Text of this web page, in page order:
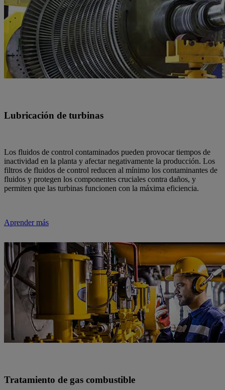
Lubricación de turbinas
Los fluidos de control contaminados pueden provocar tiempos de
inactividad en la planta y afectar negativamente la producción. Los
filtros de fluidos de control reducen al mínimo los contaminantes de
fluidos y protegen los componentes cruciales contra daños, y
permiten que las turbinas funcionen con la máxima eficiencia.
Aprender más
Tratamiento de gas combustible